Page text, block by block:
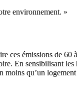
environnement. »
ces émissions de 60
En sensibilisant les
moins qu’un